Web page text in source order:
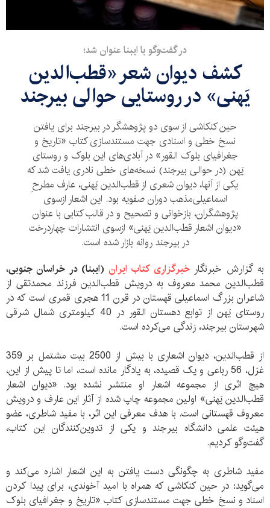
در گفت‌وگو با ایبنا عنوان شد؛
کشف دیوان شعر «قطب‌الدین
یَهنی» در روستایی حوالی بیرجند
حین کنکاشی از سوی دو پژوهشگر در بیرجند برای یافتن
نسخ خطی و اسنادی جهت مستندسازی کتاب «تاریخ و
جغرافیای بلوک القور» در آبادی‌های این بلوک و روستای
یَهن (در حوالی بیرجند) نسخه‌های خطی نادری یافت شد که
یکی از آنها، دیوان شعری از قطب‌الدین یَهنی، عارف مطرحِ
اسماعیلی‌مذهب دوران صفویه بود. این اشعار ازسوی
پژوهشگران، بازخوانی و تصحیح و در قالب کتابی با عنوان
«دیوان اشعار قطب‌الدین یَهنی» ازسوی انتشارات چهاردرخت
در بیرجند روانه بازار شده است.
به گزارش خبرنگارخبرگزاری کتاب ایران (ایبنا) در خراسان جنوبی،
قطب‌الدین محمد معروف به درویش قطب‌الدین فرزند محمدتقی از
شاعران بزرگ اسماعیلی قهستان در قرن 11 هجری قمری است که در
روستای یَهن از توابع دهستان القور در 40 کیلومتری شمال شرقی
شهرستان بیرجند، زندگی می‌کرده است.
از قطب‌الدین، دیوان اشعاری با بیش از 2500 بیت مشتمل بر 359
غزل، 56 رباعی و یک قصیده، به یادگار مانده است، اما تا پیش از این،
هیچ اثری از مجموعه اشعار او منتشر نشده بود. «دیوان اشعار
قطب‌الدین یَهنی» اولین مجموعه چاپ شده از آثار این عارف و درویش
معروف قهستانی است. با هدف معرفی این اثر، با مفید شاطری، عضو
هیئت علمی دانشگاه بیرجند و یکی از تدوین‌کنندگان این کتاب،
گفت‌وگو کردیم.
مفید شاطری به چگونگی دست یافتن به این اشعار اشاره می‌کند و
می‌گوید: در حین کنکاشی که همراه با امید آخوندی، برای پیدا کردن
اسناد و نسخ خطی جهت مستندسازی کتاب «تاریخ و جغرافیای بلوک